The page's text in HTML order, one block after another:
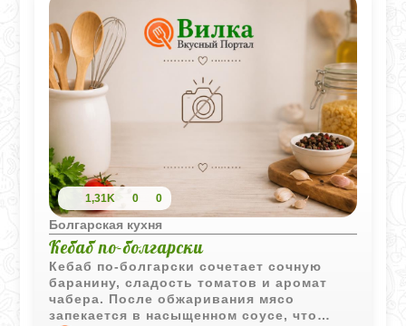
1,31K 0 0
Болгарская кухня
Кебаб по-болгарски
Кебаб по-болгарски сочетает сочную
баранину, сладость томатов и аромат
чабера. После обжаривания мясо
запекается в насыщенном соусе, что